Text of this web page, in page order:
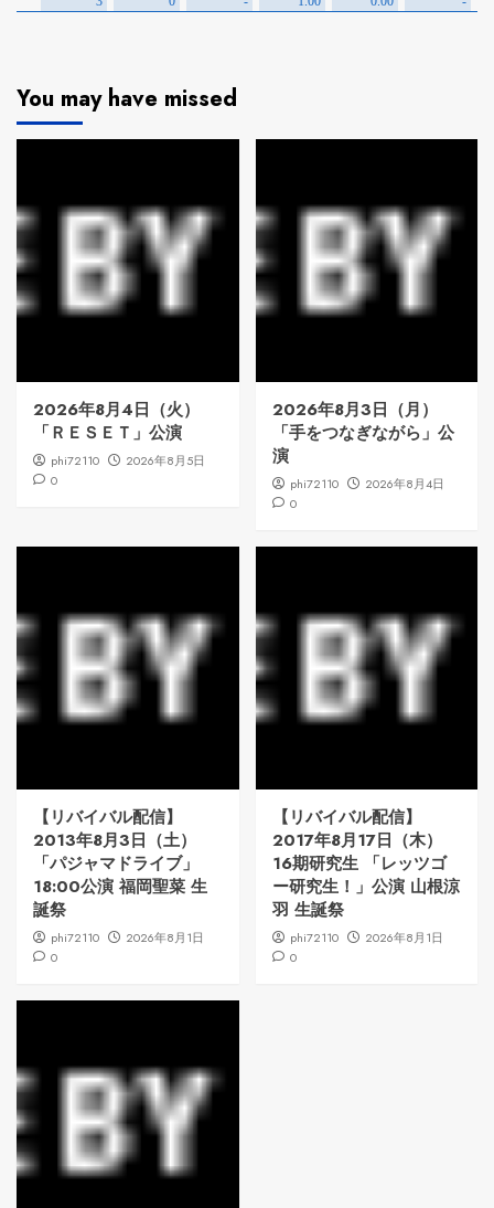
You may have missed
2026年8月4日（火）
「ＲＥＳＥＴ」公演
phi72110
2026年8月5日
0
2026年8月3日（月）
「手をつなぎながら」公
演
phi72110
2026年8月4日
0
【リバイバル配信】
2013年8月3日（土）
「パジャマドライブ」
18:00公演 福岡聖菜 生
誕祭
phi72110
2026年8月1日
0
【リバイバル配信】
2017年8月17日（木）
16期研究生 「レッツゴ
ー研究生！」公演 山根涼
羽 生誕祭
phi72110
2026年8月1日
0